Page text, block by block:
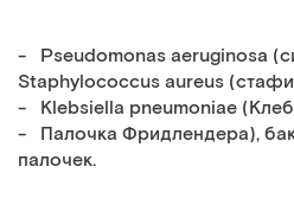
- Pseudomonas aeruginosa
Staphylococcus aureus
- Klebsiella pneumoniae
- Палочка Фридлендера),
палочек.